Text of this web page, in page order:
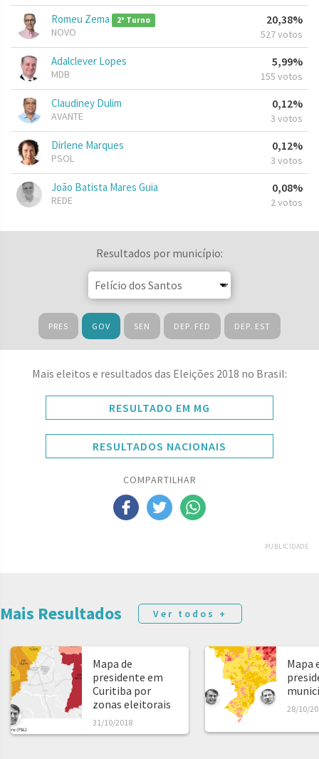
Romeu Zema 2º Turno
NOVO
20,38%
527 votos
Adalclever Lopes
MDB
5,99%
155 votos
Claudiney Dulim
AVANTE
0,12%
3 votos
Dirlene Marques
PSOL
0,12%
3 votos
João Batista Mares Guia
REDE
0,08%
2 votos
Resultados por município:
PRES GOV SEN DEP. FED DEP. EST
Mais eleitos e resultados das Eleições 2018 no Brasil:
RESULTADO EM MG
RESULTADOS NACIONAIS
COMPARTILHAR
PUBLICIDADE
Mais Resultados Ver todos +
Mapa de
presidente em
Curitiba por
zonas eleitorais
31/10/2018
Mapa
28/10/